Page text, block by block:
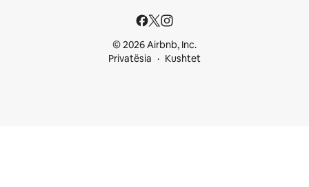
© 2026 Airbnb, Inc.
Privatësia
Kushtet